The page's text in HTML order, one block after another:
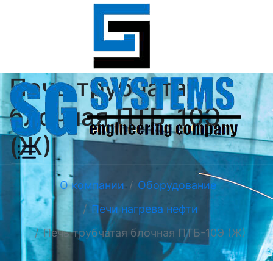
Печь трубчатая
блочная ПТБ-10Э
(Ж)
О компании
Оборудование
Печи нагрева нефти
Печь трубчатая блочная ПТБ-10Э (Ж)